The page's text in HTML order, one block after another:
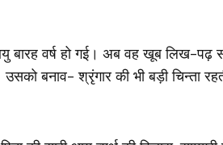
वर्ष हो गई। अब वह खूब लिख-पढ़
बनाव- श्रृंगार की भी बड़ी चिन्ता